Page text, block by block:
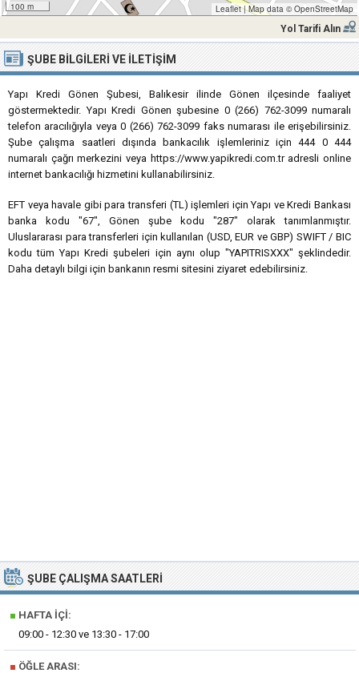
100 m Leaflet |Map data © OpenStreetMap
Yol Tarifi Alın
ŞUBE BILGILERI VE İLETIŞIM
Yapı Kredi Gönen Şubesi, Balıkesir ilinde Gönen ilçesinde faaliyet
göstermektedir. Yapı Kredi Gönen şubesine 0 (266) 762-3099 numaralı
telefon aracılığıyla veya 0 (266) 762-3099 faks numarası ile erişebilirsiniz.
Şube çalışma saatleri dışında bankacılık işlemleriniz için 444 0 444
numaralı çağrı merkezini veya https://www.yapikredi.com.tr adresli online
internet bankacılığı hizmetini kullanabilirsiniz.
EFT veya havale gibi para transferi (TL) işlemleri için Yapı ve Kredi Bankası
banka kodu "67", Gönen şube kodu "287" olarak tanımlanmıştır.
Uluslararası para transferleri için kullanılan (USD, EUR ve GBP) SWIFT / BIC
kodu tüm Yapı Kredi şubeleri için aynı olup "YAPITRISXXX" şeklindedir.
Daha detaylı bilgi için bankanın resmi sitesini ziyaret edebilirsiniz.
ŞUBE ÇALIŞMA SAATLERI
■ HAFTA İÇI:
09:00 - 12:30 ve 13:30 - 17:00
■ ÖĞLE ARASI: